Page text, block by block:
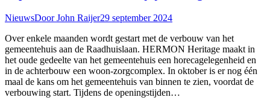
NieuwsDoorJohn Raijer29 september 2024
Over enkele maanden wordt gestart met de verbouw van het
gemeentehuis aan de Raadhuislaan. HERMON Heritage maakt in
het oude gedeelte van het gemeentehuis een horecagelegenheid en
in de achterbouw een woon-zorgcomplex. In oktober is er nog één
maal de kans om het gemeentehuis van binnen te zien, voordat de
verbouwing start. Tijdens de openingstijden…